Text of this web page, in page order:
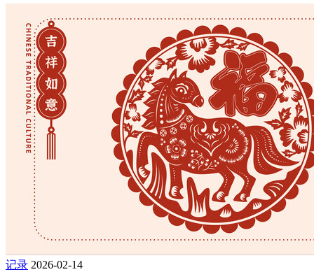
记录 2026-02-14